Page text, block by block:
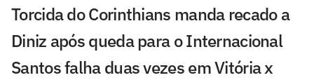
Torcida do Corinthians manda recado a
Diniz após queda para o Internacional
Santos falha duas vezes em Vitória x